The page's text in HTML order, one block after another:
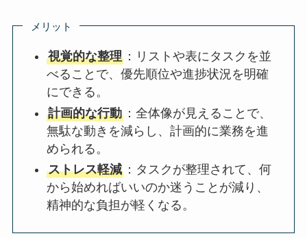
メリット
視覚的な整理 ：リストや表にタスクを並
べることで、優先順位や進捗状況を明確
にできる。
計画的な行動 ：全体像が見えることで、
無駄な動きを減らし、計画的に業務を進
められる。
ストレス軽減 ：タスクが整理されて、何
から始めればいいのか迷うことが減り、
精神的な負担が軽くなる。